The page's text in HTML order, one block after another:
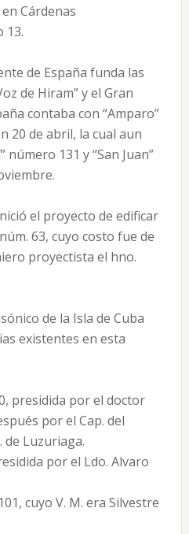
Cárdenas
13.
de España funda las
de Hiram” y el Gran
contaba con “Amparo”
20 de abril, la cual aun
número 131 y “San Juan”
el proyecto de edificar
63, cuyo costo fue de
proyectista el hno.
de la Isla de Cuba
existentes en esta
presidida por el doctor
por el Cap. del
de Luzuriaga.
por el Ldo. Alvaro
cuyo V. M. era Silvestre